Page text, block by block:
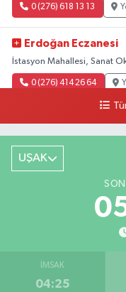
0 (276) 618 13 13
Erdoğan Eczanesi
İstasyon Mahallesi, Sanat
0 (276) 414 26 64
Hürriyet Caddesi, No:75
0 (276) 716 28 08
Hayat Eczanesi
Yeni Mahallesi, İnönü
Cumhuriyet Mahallesi,
UŞAK
İMSAK
04:25